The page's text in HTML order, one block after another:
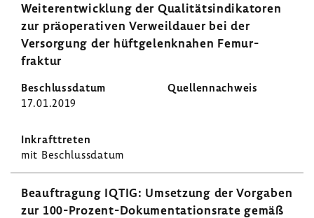
Weiter­ent­wick­lung der Quali­täts­in­di­ka­toren
zur präope­ra­tiven Verweil­dauer bei der
Versor­gung der hüft­ge­lenk­nahen Femur­
fraktur
17.01.2019
mit Beschluss­datum
Beauf­tra­gung IQTIG: Umset­zung der Vorgaben
zur 100-​Prozent-Dokumentationsrate gemäß